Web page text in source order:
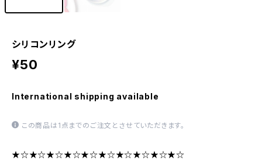
シリコンリング
¥50
International shipping available
この商品は1点までのご注文とさせていただきます。
★☆★☆★☆★☆★☆★☆★☆★☆★☆★☆